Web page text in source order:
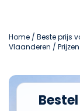
Home / Beste prijs
Vlaanderen /